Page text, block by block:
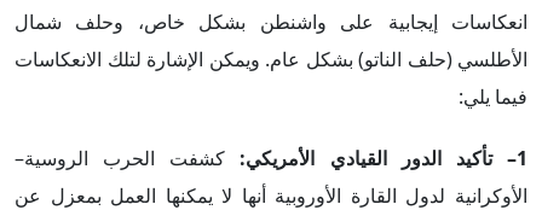
انعكاسات إيجابية على واشنطن بشكل خاص، وحلف شمال
الأطلسي (حلف الناتو) بشكل عام. ويمكن الإشارة لتلك الانعكاسات
فيما يلي:
1– تأكيد الدور القيادي الأمريكي: كشفت الحرب الروسية–
الأوكرانية لدول القارة الأوروبية أنها لا يمكنها العمل بمعزل عن